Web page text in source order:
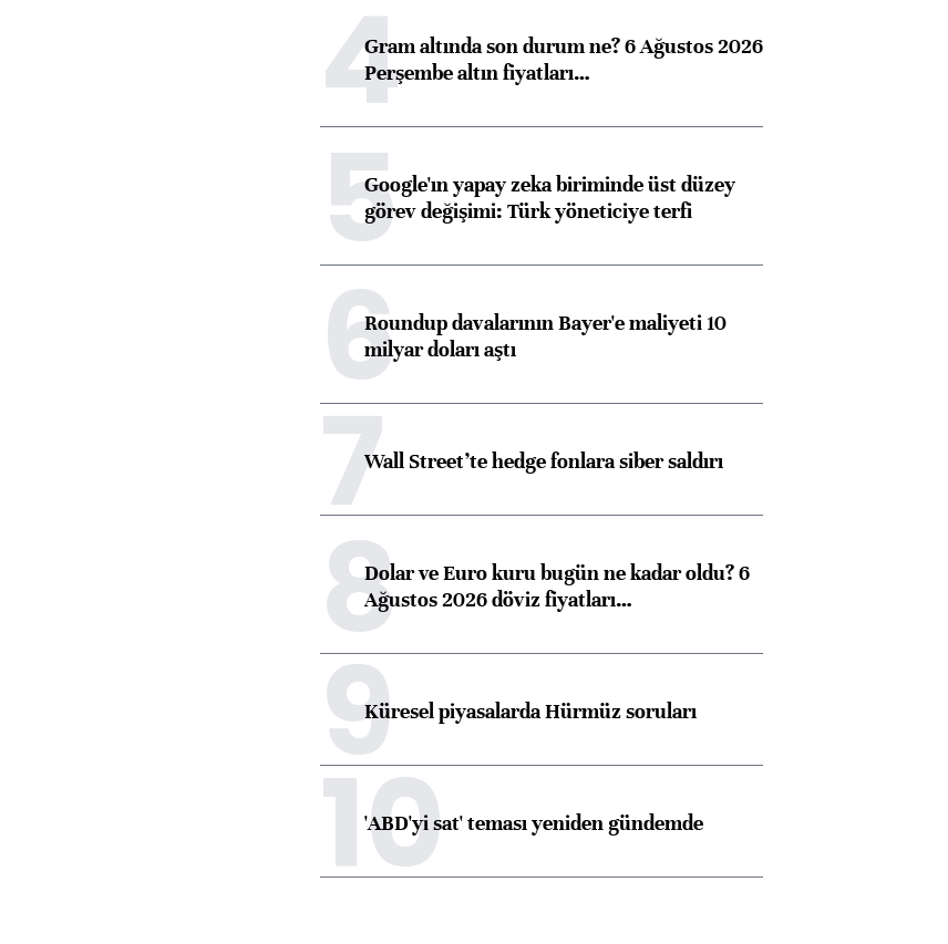
4Gram altında son durum ne? 6 Ağustos 2026
Perşembe altın fiyatları…
5Google'ın yapay zeka biriminde üst düzey
görev değişimi: Türk yöneticiye terfi
6Roundup davalarının Bayer'e maliyeti 10
milyar doları aştı
7Wall Street’te hedge fonlara siber saldırı
8Dolar ve Euro kuru bugün ne kadar oldu? 6
Ağustos 2026 döviz fiyatları…
9Küresel piyasalarda Hürmüz soruları
10
'ABD'yi sat' teması yeniden gündemde